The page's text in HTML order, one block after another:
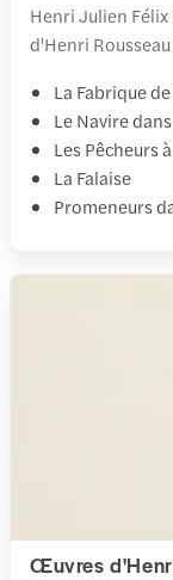
Henri Julien
d'Henri
La Fabrique
Le Navire
Les Pêcheurs
La Falaise
Promeneurs
Œuvres